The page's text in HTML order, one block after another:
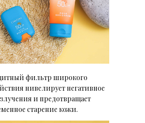
фильтр широкого
нивелирует негативное
и предотвращает
старение кожи.